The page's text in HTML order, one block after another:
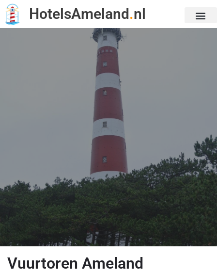
HotelsAmeland .nl
Vuurtoren Ameland